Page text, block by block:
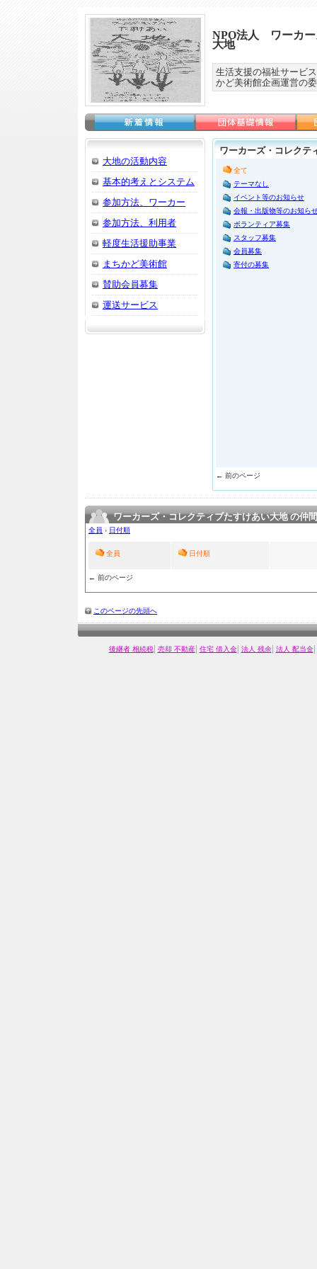
NPO法人 ワーカ
大地
生活支援の福祉サービ
かど美術館企画運営の
大地の活動内容
基本的考えとシステム
参加方法、ワーカー
参加方法、利用者
軽度生活援助事業
まちかど美術館
賛助会員募集
運送サービス
ワーカーズ・コレクテ
全て
テーマなし
イベント等のお知らせ
会報・出版物等のお知ら
ボランティア募集
スタッフ募集
会員募集
寄付の募集
← 前のページ
ワーカーズ・コレクティブたすけあい大地 の仲
全員 › 日付順
全員 日付順
← 前のページ
このページの先頭へ
後継者 相続税| 売却 不動産| 住宅 借入金| 法人 残余| 法人 配当金|